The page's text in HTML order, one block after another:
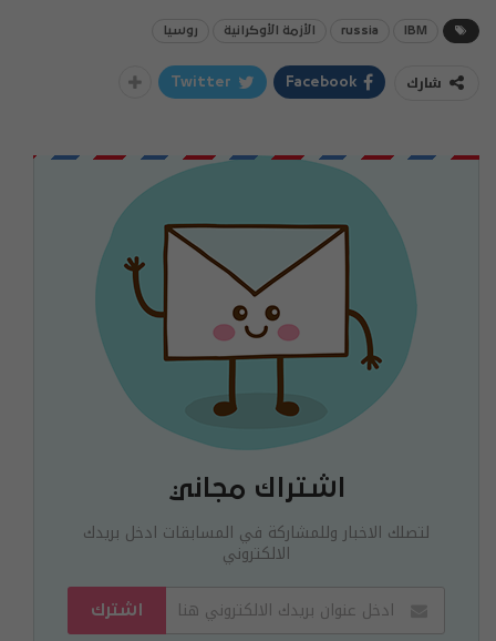
IBM
russia الأزمة الأوكرانية روسيا
شارك Facebook
Twitter
اشتراك مجاني
لتصلك الاخبار وللمشاركة في المسابقات ادخل بريدك
الالكتروني
اشترك